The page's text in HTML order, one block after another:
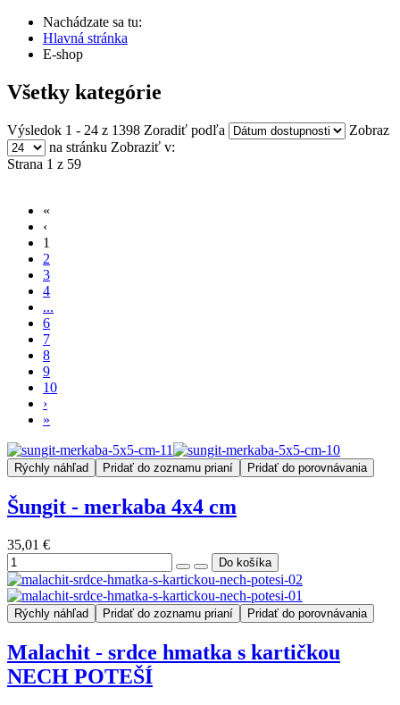
Nachádzate sa tu:
Hlavná stránka
E-shop
Všetky kategórie
Výsledok 1 - 24 z 1398 Zoradiť podľa
Zobraz
na stránku Zobraziť v:
Strana 1 z 59
«
‹
1
2
3
4
...
6
7
8
9
10
›
»
Rýchly náhľad Pridať do zoznamu prianí Pridať do porovnávania
Šungit - merkaba 4x4 cm
35,01 €
Rýchly náhľad Pridať do zoznamu prianí Pridať do porovnávania
Malachit - srdce hmatka s kartičkou
NECH POTEŠÍ